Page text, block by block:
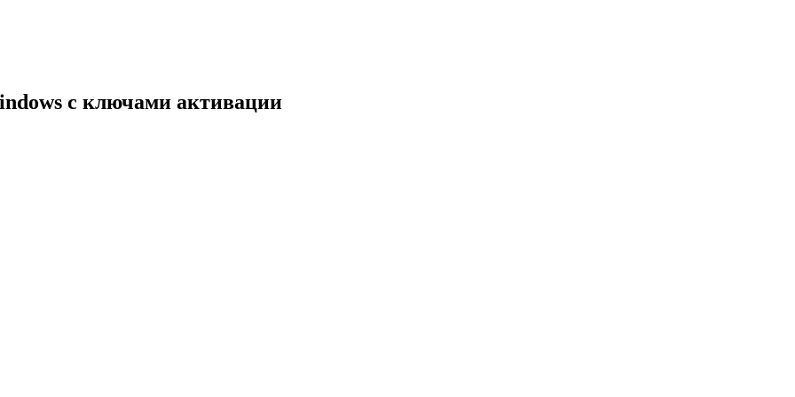
с ключами активации